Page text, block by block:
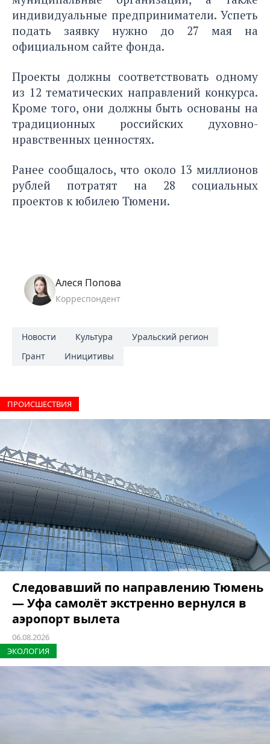
индивидуальные предприниматели. Успеть
подать заявку нужно до 27 мая на
официальном сайте фонда.
Проекты должны соответствовать одному
из 12 тематических направлений конкурса.
Кроме того, они должны быть основаны на
традиционных российских духовно-
нравственных ценностях.
Ранее сообщалось, что около 13 миллионов
рублей потратят на 28 социальных
проектов к юбилею Тюмени.
Алеся Попова
Корреспондент
Новости Культура
Уральский регион
Грант
Иницитивы
ПРОИCШЕСТВИЯ
Следовавший по направлению Тюмень
— Уфа самолёт экстренно вернулся в
аэропорт вылета
06.08.2026
ЭКОЛОГИЯ